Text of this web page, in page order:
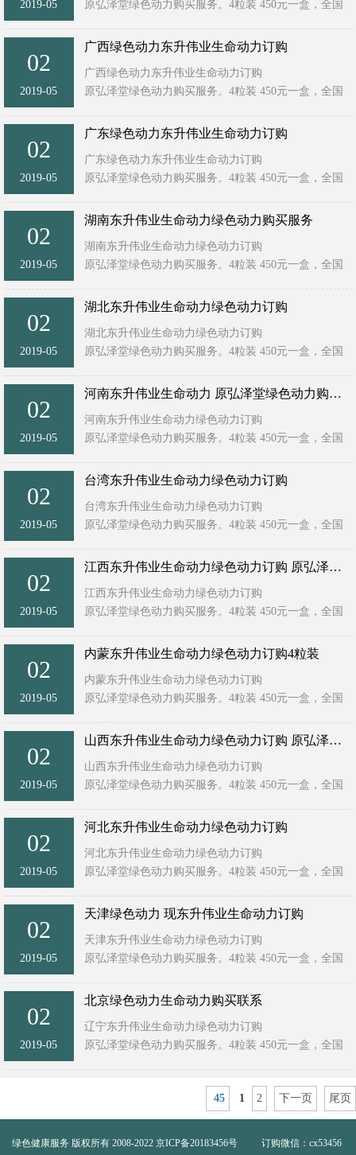
2019-05
原弘泽堂绿色动力购买服务。4粒装 450元一盒，全国
02
2019-05
广西绿色动力东升伟业生命动力订购
广西绿色动力东升伟业生命动力订购
原弘泽堂绿色动力购买服务。4粒装 450元一盒，全国
02
2019-05
广东绿色动力东升伟业生命动力订购
广东绿色动力东升伟业生命动力订购
原弘泽堂绿色动力购买服务。4粒装 450元一盒，全国
02
2019-05
湖南东升伟业生命动力绿色动力购买服务
湖南东升伟业生命动力绿色动力订购
原弘泽堂绿色动力购买服务。4粒装 450元一盒，全国
02
2019-05
湖北东升伟业生命动力绿色动力订购
湖北东升伟业生命动力绿色动力订购
原弘泽堂绿色动力购买服务。4粒装 450元一盒，全国
02
2019-05
河南东升伟业生命动力 原弘泽堂绿色动力购买服务
河南东升伟业生命动力绿色动力订购
原弘泽堂绿色动力购买服务。4粒装 450元一盒，全国
02
2019-05
台湾东升伟业生命动力绿色动力订购
台湾东升伟业生命动力绿色动力订购
原弘泽堂绿色动力购买服务。4粒装 450元一盒，全国
02
2019-05
江西东升伟业生命动力绿色动力订购 原弘泽堂绿色动力4粒装
江西东升伟业生命动力绿色动力订购
原弘泽堂绿色动力购买服务。4粒装 450元一盒，全国
02
2019-05
内蒙东升伟业生命动力绿色动力订购4粒装
内蒙东升伟业生命动力绿色动力订购
原弘泽堂绿色动力购买服务。4粒装 450元一盒，全国
02
2019-05
山西东升伟业生命动力绿色动力订购 原弘泽堂绿色动力4粒装
山西东升伟业生命动力绿色动力订购
原弘泽堂绿色动力购买服务。4粒装 450元一盒，全国
02
2019-05
河北东升伟业生命动力绿色动力订购
河北东升伟业生命动力绿色动力订购
原弘泽堂绿色动力购买服务。4粒装 450元一盒，全国
02
2019-05
天津绿色动力 现东升伟业生命动力订购
天津东升伟业生命动力绿色动力订购
原弘泽堂绿色动力购买服务。4粒装 450元一盒，全国
02
2019-05
北京绿色动力生命动力购买联系
辽宁东升伟业生命动力绿色动力订购
原弘泽堂绿色动力购买服务。4粒装 450元一盒，全国
45 1 2 下一页 尾页
绿色健康服务 版权所有 2008-2022 京ICP备20183456号 订购微信：cx53456